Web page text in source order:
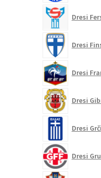
Dresi
Dresi
Dresi
Dresi
Dresi
Dresi